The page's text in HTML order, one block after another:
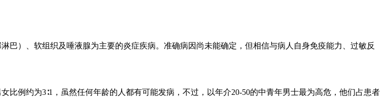
巴）、软组织及唾液腺为主要的炎症疾病。准确病因尚未能确定，但相信与病人自身免疫能力、过敏反
例约为3∶1，虽然任何年龄的人都有可能发病，不过，以年介20-50的中青年男士最为高危，他们占患者